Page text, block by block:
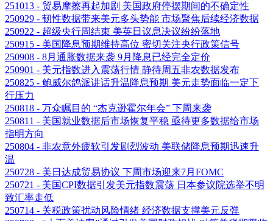
251013 - 贸易摩擦再起加剧 美国政府停摆期间的不确定性
250929 - 韧性数据带来美元多头势能 市场聚焦后续经济数据
250922 - 超级央行周结束 美英日议息决议纷纷落地
250915 - 美国降息预期维持高位 密切关注央行政策信号
250908 - 8月通胀数据来袭 9月降息已经完全定价
250901 - 美元指数进入震荡行情 静待周五非农数据发布
250825 - 鲍威尔鸽派讲话升温降息预期 美元走势面临一定下
行压力
250818 - 万众瞩目的 “杰克逊霍尔年会” 下周来袭
250811 - 美国就业数据后市场恢复平稳 亟待更多数据给市场
指明方向
250804 - 非农意外疲软引发剧烈波动 美联储降息预期迅速升
温
250728 - 美日达成贸易协议 下周市场迎来7月FOMC
250721 - 美国CPI数据引发美元指数震荡 日本参议院选举不明
致汇率走低
250714 - 关税政策扰动风险情绪 经济数据支撑美元反弹